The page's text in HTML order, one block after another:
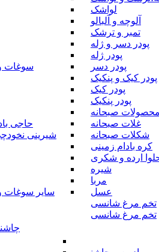
لواشک
آلوچه و آلبالو
تمبر و ترشک
پودر دسر و ژله
پودر ژله
پودر دسر
پودر کیک و پنکیک
پودر کیک
پودر پنکیک
محصولات صبحانه
غلات صبحانه
شکلات صبحانه
کره بادام زمینی
ارده و شکری
شیره
مربا
عسل
تخم مرغ شانسی
تخم مرغ شانسی
سوغات
حاجی
شیرینی
سایر سوغات